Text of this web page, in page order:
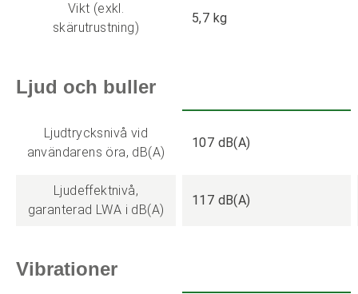
Vikt (exkl.
skärutrustning)
5,7 kg
Ljud och buller
Ljudtrycksnivå vid
användarens öra, dB(A)
107 dB(A)
Ljudeffektnivå,
garanterad LWA i dB(A)
117 dB(A)
Vibrationer